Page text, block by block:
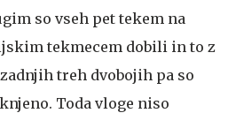
so vseh pet tekem na
tekmecem dobili in to z
treh dvobojih pa so
Toda vloge niso